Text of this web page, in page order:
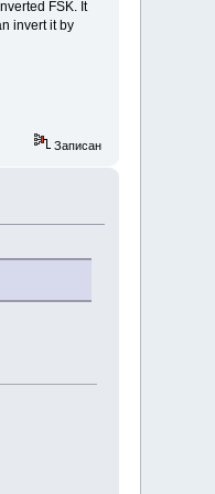
FSK. It
invert it by
Записан